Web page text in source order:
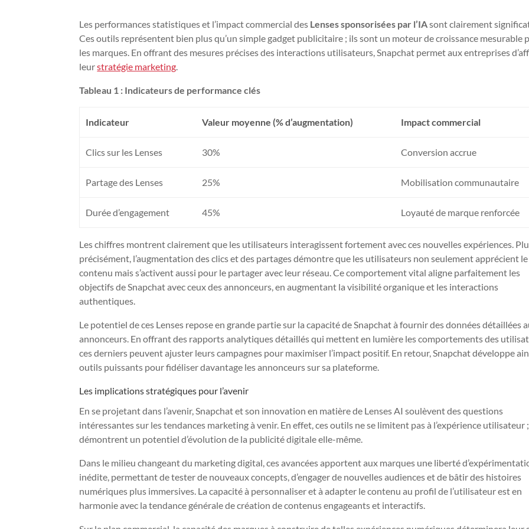
Les performances statistiques et l’impact commercial des Lenses sponsorisées par l’IAsont clairement
Ces outils représentent bien plus qu’un simple gadget publicitaire ; ils sont un moteur de croissance mesurable
les marques. En offrant des mesures précises des interactions utilisateurs, Snapchat permet aux entreprises
leurstratégie marketing.
Tableau 1 : Indicateurs de performance clés
Indicateur Valeur moyenne (% d’augmentation) Impact commercial
Clics sur les Lenses 30% Conversion accrue
Partage des Lenses 25% Mobilisation communautaire
Durée d’engagement 45% Loyauté de marque renforcée
Les chiffres montrent clairement que les utilisateurs interagissent fortement avec ces nouvelles expériences.
précisément, l’augmentation des clics et des partages démontre que les utilisateurs non seulement apprécient le
contenu mais s’activent aussi pour le partager avec leur réseau. Ce comportement vital aligne parfaitement les
objectifs de Snapchat avec ceux des annonceurs, en augmentant la visibilité organique et les interactions
authentiques.
Le potentiel de ces Lenses repose en grande partie sur la capacité de Snapchat à fournir des données détaillées
annonceurs. En offrant des rapports analytiques détaillés qui mettent en lumière les comportements des
ces derniers peuvent ajuster leurs campagnes pour maximiser l’impact positif. En retour, Snapchat développe
outils puissants pour fidéliser davantage les annonceurs sur sa plateforme.
Les implications stratégiques pour l’avenir
En se projetant dans l’avenir, Snapchat et son innovation en matière de Lenses AI soulèvent des questions
intéressantes sur les tendances marketing à venir. En effet, ces outils ne se limitent pas à l’expérience utilisateur
démontrent un potentiel d’évolution de la publicité digitale elle-même.
Dans le milieu changeant du marketing digital, ces avancées apportent aux marques une liberté
inédite, permettant de tester de nouveaux concepts, d’engager de nouvelles audiences et de bâtir des histoires
numériques plus immersives. La capacité à personnaliser et à adapter le contenu au profil de l’utilisateur est en
harmonie avec la tendance générale de création de contenus engageants et interactifs.